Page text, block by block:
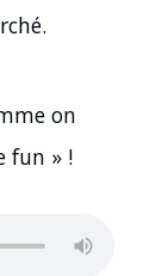
on
fun » !